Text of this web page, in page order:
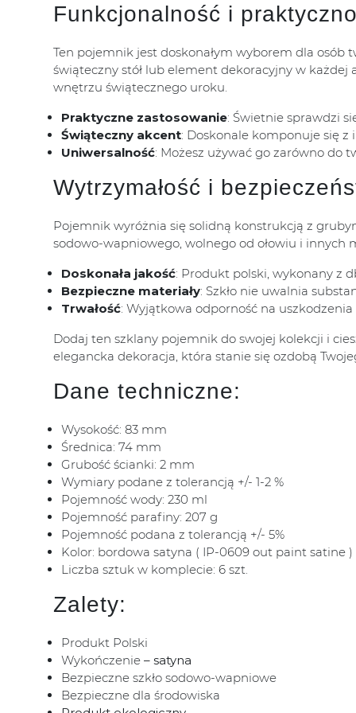
Funkcjonalność i
Ten pojemnik jest doskonałym wyborem dla osób
świąteczny stół lub element dekoracyjny w
wnętrzu świątecznego uroku.
Praktyczne zastosowanie: Świetnie sprawdzi
Świąteczny akcent: Doskonale komponuje się
Uniwersalność: Możesz używać go zarówno do
Wytrzymałość i
Pojemnik wyróżnia się solidną konstrukcją z
sodowo-wapniowego, wolnego od ołowiu i innych
Doskonała jakość: Produkt polski, wykonany z
Bezpieczne materiały: Szkło nie uwalnia
Trwałość: Wyjątkowa odporność na
Dodaj ten szklany pojemnik do swojej kolekcji i
elegancka dekoracja, która stanie się ozdobą
Dane techniczne:
Wysokość: 83 mm
Średnica: 74 mm
Grubość ścianki: 2 mm
Wymiary podane z tolerancją +/- 1-2 %
Pojemność wody: 230 ml
Pojemność parafiny: 207 g
Pojemność podana z tolerancją +/- 5%
Kolor: bordowa satyna ( IP-0609 out paint satine )
Liczba sztuk w komplecie: 6 szt.
Zalety:
Produkt Polski
Wykończenie – satyna
Bezpieczne szkło sodowo-wapniowe
Bezpieczne dla środowiska